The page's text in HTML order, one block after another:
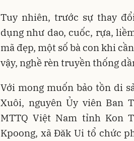
Tuy nhiên, trước sự thay
dụng như dao, cuốc, rựa,
mã đẹp, một số bà con khi
vậy, nghề rèn truyền thống
Với mong muốn bảo tồn di
Xuôi, nguyên Ủy viên Ban
MTTQ Việt Nam tỉnh Kon
Kpoong, xã Đăk Ui tổ chức